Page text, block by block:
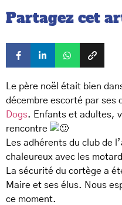
Partagez cet
Le père noël était bien
décembre escorté par ses
Dogs. Enfants et adultes,
rencontre
Les adhérents du club de
chaleureux avec les
La sécurité du cortège a
Maire et ses élus. Nous
ce moment.